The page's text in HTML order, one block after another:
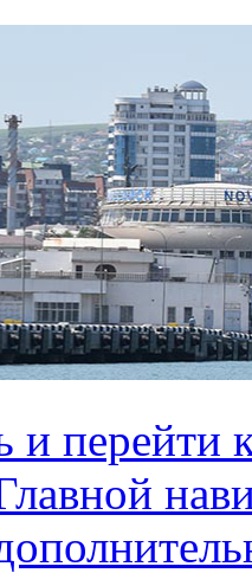
и перейти